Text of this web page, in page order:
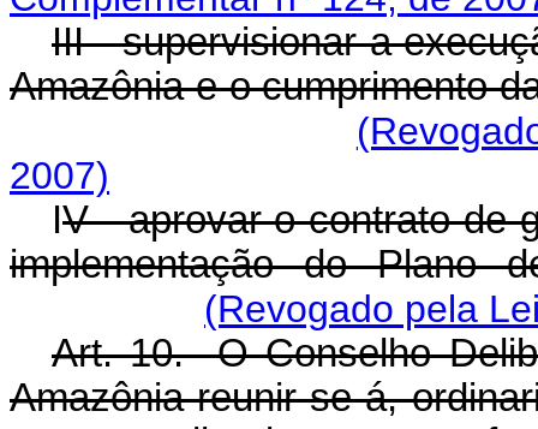
III - supervisionar a
Amazônia e o cumprimento
2007)
IV - aprovar o contrato de
implementação do Plano
(Revogado pela
Art. 10. O Conselho
Amazônia reunir-se-á,